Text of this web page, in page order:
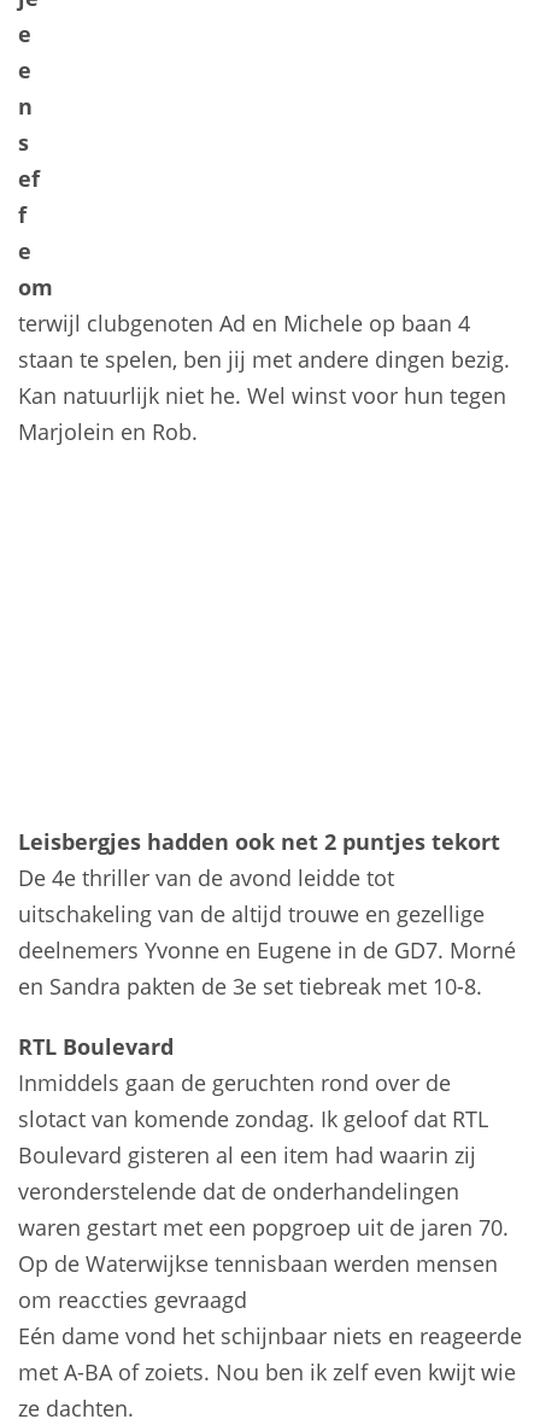
e
e
n
s
ef
f
e
om
terwijl clubgenoten Ad en Michele op baan 4
staan te spelen, ben jij met andere dingen bezig.
Kan natuurlijk niet he. Wel winst voor hun tegen
Marjolein en Rob.
Leisbergjes hadden ook net 2 puntjes tekort
De 4e thriller van de avond leidde tot
uitschakeling van de altijd trouwe en gezellige
deelnemers Yvonne en Eugene in de GD7. Morné
en Sandra pakten de 3e set tiebreak met 10-8.
RTL Boulevard
Inmiddels gaan de geruchten rond over de
slotact van komende zondag. Ik geloof dat RTL
Boulevard gisteren al een item had waarin zij
veronderstelende dat de onderhandelingen
waren gestart met een popgroep uit de jaren 70.
Op de Waterwijkse tennisbaan werden mensen
om reaccties gevraagd
Eén dame vond het schijnbaar niets en reageerde
met A-BA of zoiets. Nou ben ik zelf even kwijt wie
ze dachten.